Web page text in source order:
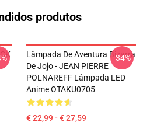
produtos
Lâmpada De Aventura Bizarra
De Jojo - JEAN PIERRE
POLNAREFF Lâmpada LED
Anime OTAKU0705
€ 22,99 - € 27,59
-34%